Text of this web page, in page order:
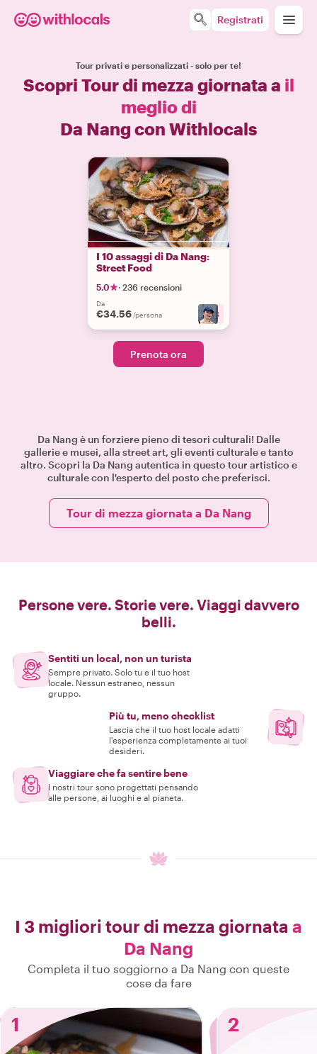
Registrati
Tour privati e personalizzati - solo per te!
Scopri Tour di mezza giornata a il
meglio di
Da Nang con Withlocals
I 10 assaggi di Da Nang:
Street Food
5.0 · 236 recensioni
Da
€34.56 /persona +3
Prenota ora
Da Nang è un forziere pieno di tesori culturali! Dalle
gallerie e musei, alla street art, gli eventi culturale e tanto
altro. Scopri la Da Nang autentica in questo tour artistico e
culturale con l'esperto del posto che preferisci.
Tour di mezza giornata a Da Nang
Persone vere. Storie vere. Viaggi davvero
belli.
Sentiti un local, non un turista
Sempre privato. Solo tu e il tuo host
locale. Nessun estraneo, nessun
gruppo.
Più tu, meno checklist
Lascia che il tuo host locale adatti
l'esperienza completamente ai tuoi
desideri.
Viaggiare che fa sentire bene
I nostri tour sono progettati pensando
alle persone, ai luoghi e al pianeta.
I 3 migliori tour di mezza giornata a
Da Nang
Completa il tuo soggiorno a Da Nang con queste
cose da fare
1 2